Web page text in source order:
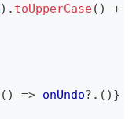
) . toUpperCase( ) +
( ) => onUndo?. ( ) }